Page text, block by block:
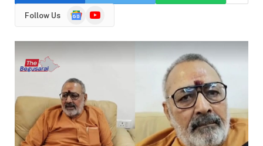
Follow Us
GoogleYouTube